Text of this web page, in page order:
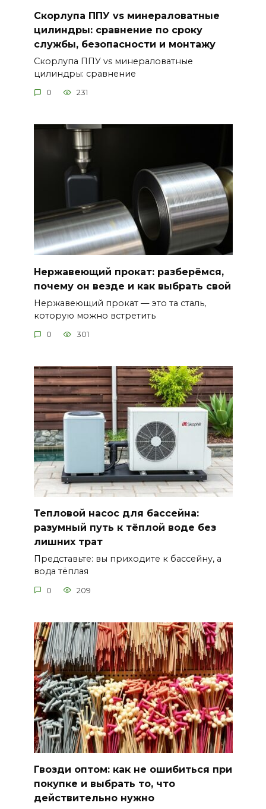
Скорлупа ППУ vs минераловатные
цилиндры: сравнение по сроку
службы, безопасности и монтажу
Скорлупа ППУ vs минераловатные
цилиндры: сравнение
0 231
Нержавеющий прокат: разберёмся,
почему он везде и как выбрать свой
Нержавеющий прокат — это та сталь,
которую можно встретить
0 301
Тепловой насос для бассейна:
разумный путь к тёплой воде без
лишних трат
Представьте: вы приходите к бассейну, а
вода тёплая
0 209
Гвозди оптом: как не ошибиться при
покупке и выбрать то, что
действительно нужно